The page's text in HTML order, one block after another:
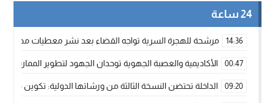
24 ساعة
14:36 مرشحة للهجرة السرية تواجه القضاء بعد نشر معطيات مضللة
00:47 الأكاديمية والعصبة الجهوية توحدان الجهود لتطوير الممارسة
09:20 الداخلة تحتضن النسخة الثالثة من ورشاتها الدولية: تكوين